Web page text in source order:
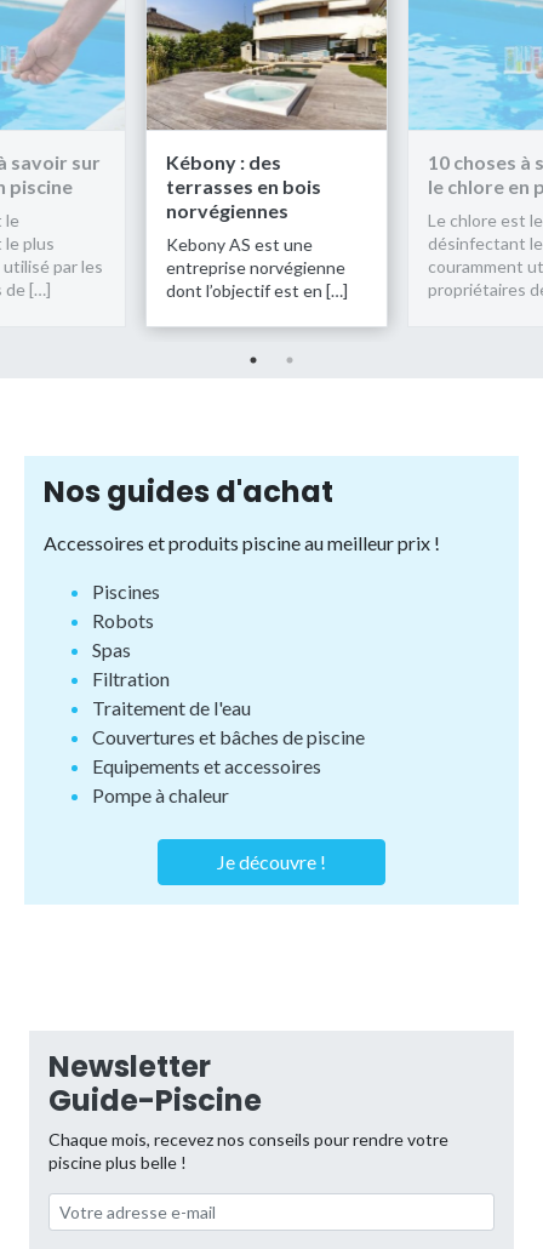
bois
une
est en […]
10 choses à savoir sur
le chlore en piscine
Le chlore est le
désinfectant le plus
couramment utilisé par les
propriétaires de […]
Kébony :
terrasses
Kebony AS
entreprise
dont
Nos guides d'achat
Accessoires et produits piscine au meilleur prix !
Piscines
Robots
Spas
Filtration
Traitement de l'eau
Couvertures et bâches de piscine
Equipements et accessoires
Pompe à chaleur
Je découvre !
Newsletter
Guide-Piscine
Chaque mois, recevez nos conseils pour rendre votre
piscine plus belle !